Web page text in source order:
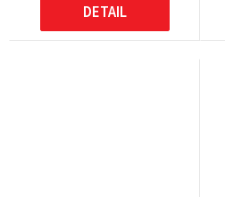
DETAIL